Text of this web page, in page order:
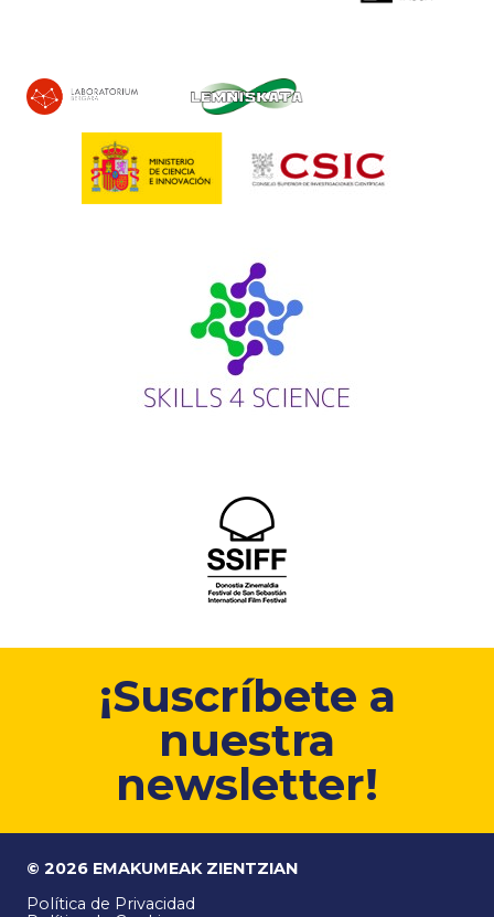
¡Suscríbete a
nuestra
newsletter!
© 2026 EMAKUMEAK ZIENTZIAN
Política de Privacidad